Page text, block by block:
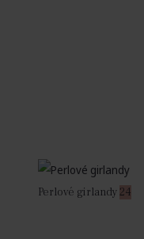
Perlové girlandy24